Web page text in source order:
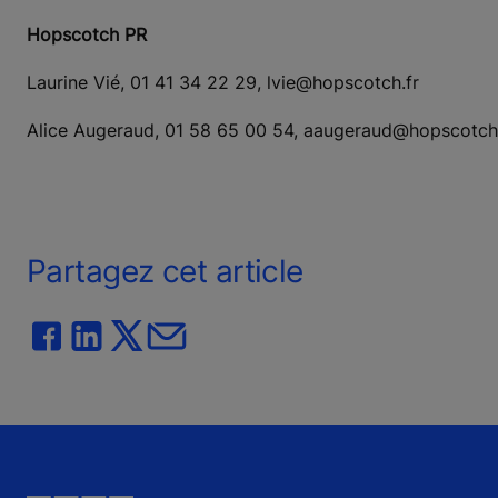
Hopscotch PR
Laurine Vié, 01 41 34 22 29, lvie@hopscotch.fr
Alice Augeraud, 01 58 65 00 54,
Partagez cet article